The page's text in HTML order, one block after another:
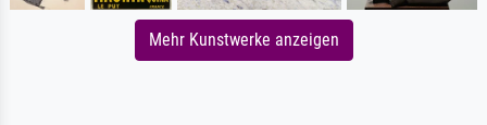
Mehr Kunstwerke anzeigen